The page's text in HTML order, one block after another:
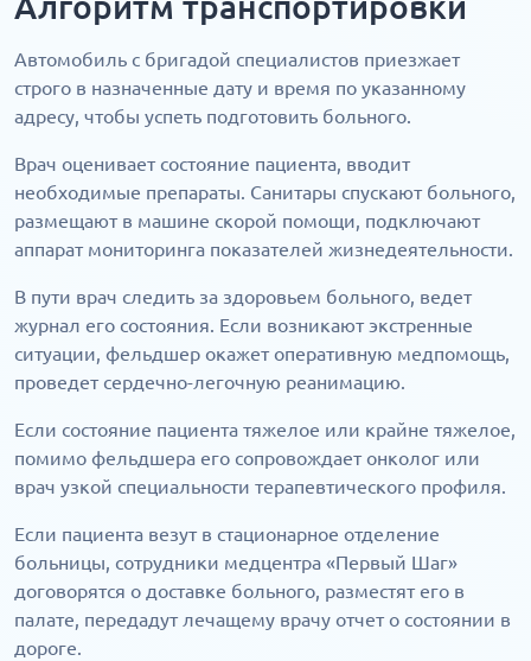
Автомобиль с бригадой специалистов приезжает
строго в назначенные дату и время по указанному
адресу, чтобы успеть подготовить больного.
Врач оценивает состояние пациента, вводит
необходимые препараты. Санитары спускают больного,
размещают в машине скорой помощи, подключают
аппарат мониторинга показателей жизнедеятельности.
В пути врач следить за здоровьем больного, ведет
журнал его состояния. Если возникают экстренные
ситуации, фельдшер окажет оперативную медпомощь,
проведет сердечно-легочную реанимацию.
Если состояние пациента тяжелое или крайне тяжелое,
помимо фельдшера его сопровождает онколог или
врач узкой специальности терапевтического профиля.
Если пациента везут в стационарное отделение
больницы, сотрудники медцентра «Первый Шаг»
договорятся о доставке больного, разместят его в
палате, передадут лечащему врачу отчет о состоянии в
дороге.